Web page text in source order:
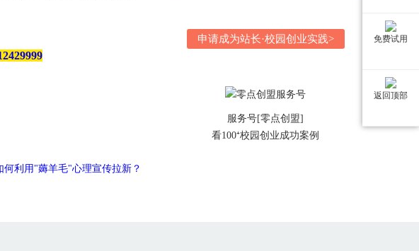
何利用"薅羊毛"心理宣传拉新？
申请成为站长·校园创业实践>
服务号[零点创盟]
看100⁺校园创业成功案例
免费试用
返回顶部